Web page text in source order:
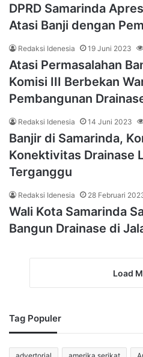
DPRD Samarinda
Atasi Banji dengan
Redaksi Idenesia 19 Juni 2023
Atasi Permasalahan
Komisi III Berbekan
Pembangunan
Redaksi Idenesia 14 Juni 2023
Banjir di Samarinda,
Konektivitas Drainase
Terganggu
Redaksi Idenesia 28 Februari
Wali Kota Samarinda
Bangun Drainase di
Load
Tag Populer